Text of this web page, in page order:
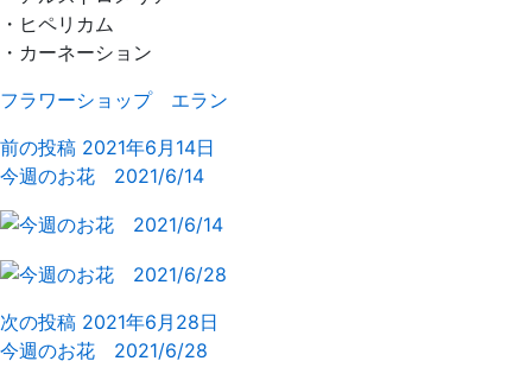
・ヒペリカム
・カーネーション
フラワーショップ エラン
前の投稿 2021年6月14日
今週のお花 2021/6/14
次の投稿 2021年6月28日
今週のお花 2021/6/28